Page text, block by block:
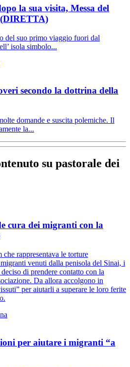
la sua visita, Messa del
del suo primo viaggio fuori dal
isola simbolo...
secondo la dottrina della
domande e suscita polemiche. Il
la...
su pastorale dei
cura dei migranti con la
rappresentava le torture
venuti dalla penisola del Sinai, i
di prendere contatto con la
Da allora accolgono in
per aiutarli a superare le loro ferite
per aiutare i migranti “a